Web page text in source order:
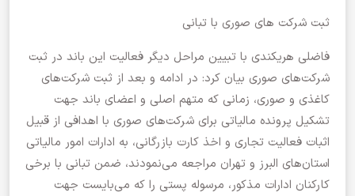
ثبت شرکت های صوری با تبانی
فاضلی هریکندی با تبیین مراحل دیگر فعالیت این باند در ثبت
شرکت‌های صوری بیان کرد: در ادامه و بعد از ثبت شرکت‌های
کاغذی و صوری، زمانی که متهم اصلی و اعضای باند جهت
تشکیل پرونده مالیاتی برای شرکت‌های صوری با اهدافی از قبیل
اثبات فعالیت تجاری و اخذ کارت بازرگانی، به ادارات امور مالیاتی
استان‌های البرز و تهران مراجعه می‌نمودند، ضمن تبانی با برخی
کارکنان ادارات مذکور، مرسوله پستی را که می‌بایست جهت